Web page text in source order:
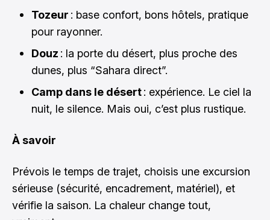
Tozeur : base confort, bons hôtels, pratique
pour rayonner.
Douz : la porte du désert, plus proche des
dunes, plus “Sahara direct”.
Camp dans le désert: expérience. Le ciel la
nuit, le silence. Mais oui, c’est plus rustique.
À savoir
Prévois le temps de trajet, choisis une excursion
sérieuse (sécurité, encadrement, matériel), et
vérifie la saison. La chaleur change tout,